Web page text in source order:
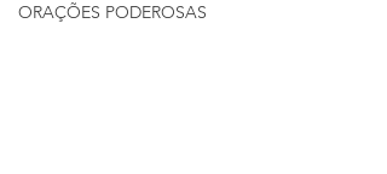
ORAÇÕES PODEROSAS